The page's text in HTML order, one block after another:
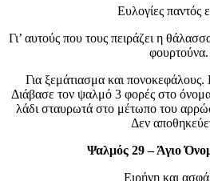
Ευλογίες παντός
Γι’ αυτούς που τους πειράζει η
φουρτούνα.
Για ξεμάτιασμα και
Διάβασε τον ψαλμό 3 φορές στο
λάδι σταυρωτά στο μέτωπο του
Δεν
Ψαλμός 29 – Άγιο
Ειρήνη και